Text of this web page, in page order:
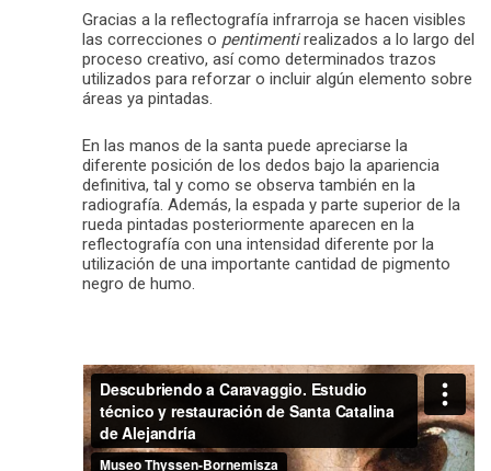
Gracias a la reflectografía infrarroja se hacen visibles
las correcciones o pentimentirealizados a lo largo del
proceso creativo, así como determinados trazos
utilizados para reforzar o incluir algún elemento sobre
áreas ya pintadas.
En las manos de la santa puede apreciarse la
diferente posición de los dedos bajo la apariencia
definitiva, tal y como se observa también en la
radiografía. Además, la espada y parte superior de la
rueda pintadas posteriormente aparecen en la
reflectografía con una intensidad diferente por la
utilización de una importante cantidad de pigmento
negro de humo.